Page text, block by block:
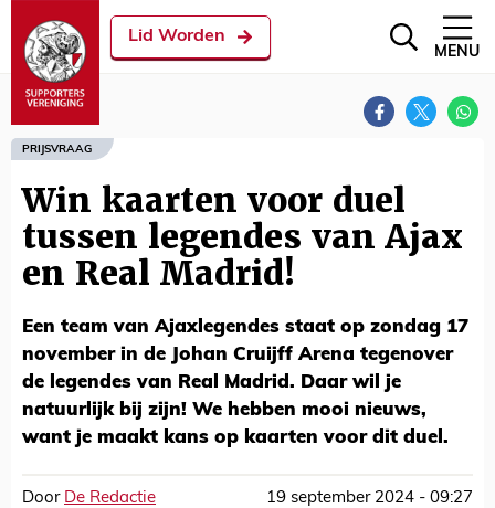
Lid Worden
MENU
PRIJSVRAAG
Win kaarten voor duel
tussen legendes van Ajax
en Real Madrid!
Een team van Ajaxlegendes staat op zondag 17
november in de Johan Cruijff Arena tegenover
de legendes van Real Madrid. Daar wil je
natuurlijk bij zijn! We hebben mooi nieuws,
want je maakt kans op kaarten voor dit duel.
Door De Redactie 19 september 2024 - 09:27